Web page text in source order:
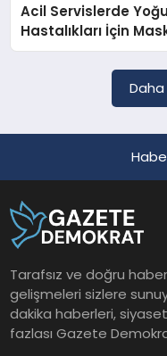
SAĞLIK
YAŞAM
Acil Servislerde
Hastalıkları İçin
Daha
Tarafsız ve doğru
gelişmeleri sizlere
dakika haberleri,
fazlası Gazete